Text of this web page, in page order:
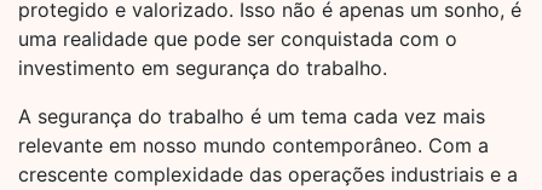
protegido e valorizado. Isso não é apenas um sonho, é
uma realidade que pode ser conquistada com o
investimento em segurança do trabalho.
A segurança do trabalho é um tema cada vez mais
relevante em nosso mundo contemporâneo. Com a
crescente complexidade das operações industriais e a